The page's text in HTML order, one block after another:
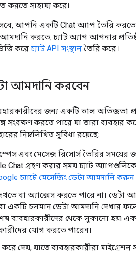
করতে সাহায্য করে।
আপনি একটি Chat অ্যাপ তৈরি করতে
করতে, চ্যাট অ্যাপ আপনার
করে চ্যাট API সংস্থান তৈরি করে।
আমদানি করবেন
জন্য একটি ভাল অভিজ্ঞতা
সংরক্ষণ করতে পারে যা তারা ব্যবহার
নিম্নলিখিত সুবিধা রয়েছে:
এবং মেসেজ রিসোর্স তৈরির
Chat গ্রহণ করার সময় চ্যাট
চ্যাটে মেসেজিং ডেটা আমদানি করুন
বা অ্যাক্সেস করতে পারে না। ডেটা
একটি চলমান ডেটা আমদানি দেখার
ব্যবহারকারীদের থেকে লুকানো হয়৷
যোগ করতে পারেন।
দেয়, যাতে ব্যবহারকারীরা